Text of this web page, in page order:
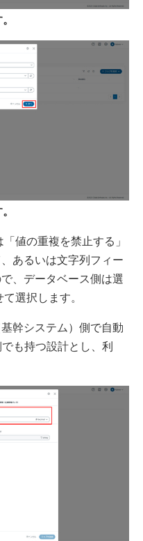
値の重複を禁止する」
あるいは文字列フィー
、データベース側は選
選択します。
幹システム）側で自動
も持つ設計とし、利